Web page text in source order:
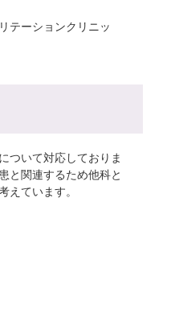
テーションクリニッ
ついて対応しておりま
と関連するため他科と
えています。